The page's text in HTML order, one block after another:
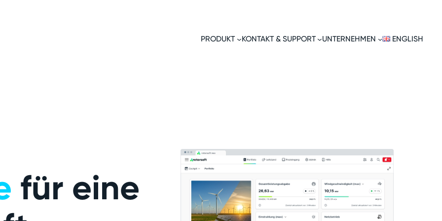
PRODUKT KONTAKT & SUPPORT UNTERNEHMEN ENGLISH
für eine